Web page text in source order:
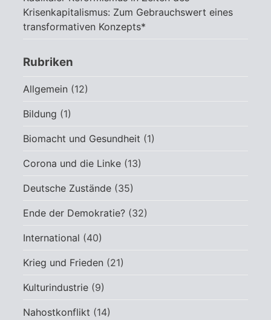
Krisenkapitalismus: Zum Gebrauchswert eines
transformativen Konzepts*
Rubriken
Allgemein (12)
Bildung (1)
Biomacht und Gesundheit (1)
Corona und die Linke (13)
Deutsche Zustände (35)
Ende der Demokratie? (32)
International (40)
Krieg und Frieden (21)
Kulturindustrie (9)
Nahostkonflikt (14)